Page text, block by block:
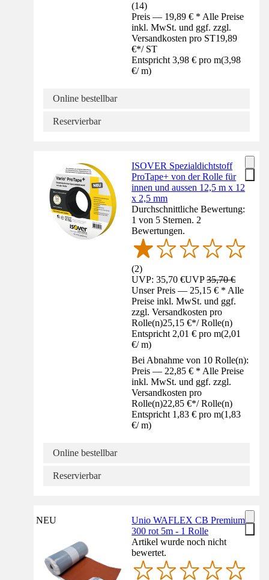
(14)
Preis — 19,89 € * Alle Preise
inkl. MwSt. und ggf. zzgl.
Versandkosten pro ST19,89
€*/ ST
Entspricht 3,98 € pro m(3,98
€/ m)
Online bestellbar
Reservierbar
ISOVER Spezialdichtstoff
ProTape+ von der Rolle für
innen und aussen 12,5 m x 12
x 2,5 mm
Durchschnittliche Bewertung:
1 von 5 Sternen. 2
Bewertungen.
(2)
UVP: 35,70 €UVP35,70 €
Unser Preis — 25,15 € * Alle
Preise inkl. MwSt. und ggf.
zzgl. Versandkosten pro
Rolle(n)25,15 €*/ Rolle(n)
Entspricht 2,01 € pro m(2,01
€/ m)
Bei Abnahme von 10 Rolle(n):
Preis — 22,85 € * Alle Preise
inkl. MwSt. und ggf. zzgl.
Versandkosten pro
Rolle(n)22,85 €*/ Rolle(n)
Entspricht 1,83 € pro m(1,83
€/ m)
Online bestellbar
Reservierbar
NEU
Unio WAFLEX CB Premium
300 rot 5m - 1 Rolle
Artikel wurde noch nicht
bewertet.